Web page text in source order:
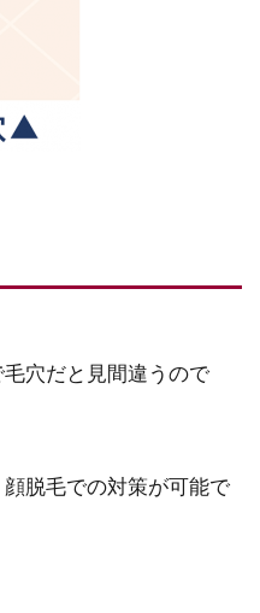
穴だと見間違うので
脱毛での対策が可能で